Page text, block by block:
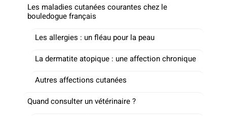
Les maladies cutanées courantes chez le
bouledogue français
Les allergies : un fléau pour la peau
La dermatite atopique : une affection chronique
Autres affections cutanées
Quand consulter un vétérinaire ?